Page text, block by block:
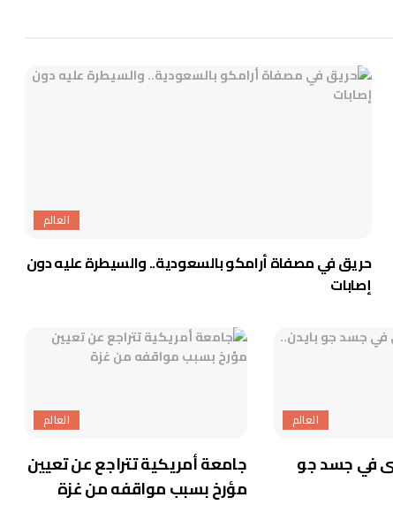
العالم
حريق في مصفاة أرامكو بالسعودية.. والسيطرة عليه دون
إصابات
العالم
في جسد جو
العالم
جامعة أمريكية تتراجع عن تعيين
مؤرخ بسبب مواقفه من غزة